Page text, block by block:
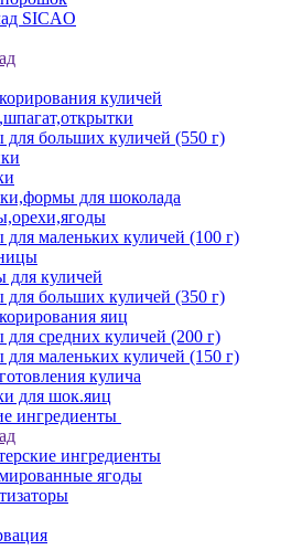
SICAO
куличей
больших куличей (550 г)
для шоколада
маленьких куличей (100 г)
для куличей
больших куличей (350 г)
яиц
средних куличей (200 г)
маленьких куличей (150 г)
кулича
для шок.яиц
ингредиенты
ингредиенты
ягоды